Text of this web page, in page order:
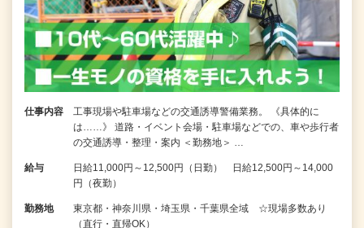
仕事内容
工事現場や駐車場などの交通誘導警備業務。 《具体的に
は……》 道路・イベント会場・駐車場などでの、車や歩行者
の交通誘導・整理・案内 ＜勤務地＞ …
給与
日給11,000円～12,500円（日勤） 日給12,500円～14,000
円（夜勤）
勤務地
東京都・神奈川県・埼玉県・千葉県全域 ☆現場多数あり
（直行・直帰OK）